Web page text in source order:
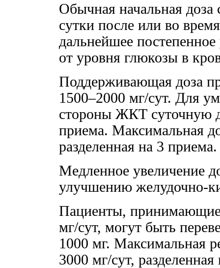
Обычная начальная доза
сутки после или во
дальнейшее
от уровня глюкозы в
Поддерживающая доза
1500–2000 мг/сут. Для
стороны ЖКТ суточную
приема. Максимальная
разделенная на 3 приема.
Медленное увеличение
улучшению желудочно-
Пациенты,
мг/сут, могут быть
1000 мг. Максимальная
3000 мг/сут,